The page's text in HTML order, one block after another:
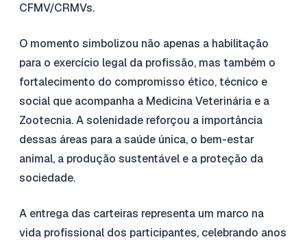
CFMV/CRMVs.
O momento simbolizou não apenas a habilitação
para o exercício legal da profissão, mas também o
fortalecimento do compromisso ético, técnico e
social que acompanha a Medicina Veterinária e a
Zootecnia. A solenidade reforçou a importância
dessas áreas para a saúde única, o bem-estar
animal, a produção sustentável e a proteção da
sociedade.
A entrega das carteiras representa um marco na
vida profissional dos participantes, celebrando anos